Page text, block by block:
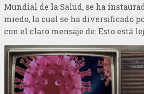
Mundial de la Salud, se ha
miedo, la cual se ha diversificado
con el claro mensaje de: Esto está